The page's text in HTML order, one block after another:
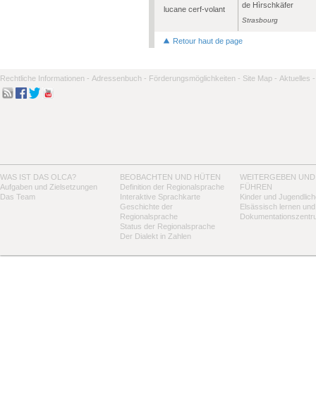
lucane cerf-volant de Hìrschkäfer
Strasbourg
Retour haut de page
Rechtliche Informationen - Adressenbuch - Förderungsmöglichkeiten - Site Map - Aktuelles -
WAS IST DAS OLCA?
Aufgaben und Zielsetzungen
Das Team
BEOBACHTEN UND HÜTEN
Definition der Regionalsprache
Interaktive Sprachkarte
Geschichte der
Regionalsprache
Status der Regionalsprache
Der Dialekt in Zahlen
WEITERGEBEN UND
FÜHREN
Kinder und
Elsässisch lernen